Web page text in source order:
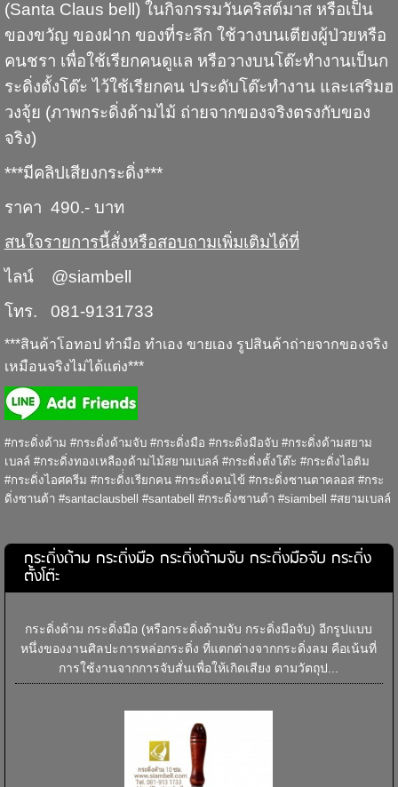
(Santa Claus bell) ในกิจกรรมวันคริสต์มาส หรือเป็น
ของขวัญ ของฝาก ของที่ระลึก ใช้วางบนเตียงผู้ป่วยหรือ
คนชรา เพื่อใช้เรียกคนดูแล หรือวางบนโต๊ะทำงานเป็นก
ระดิ่งตั้งโต๊ะ ไว้ใช้เรียกคน ประดับโต๊ะทำงาน และเสริมฮ
วงจุ้ย (ภาพกระดิ่งด้ามไม้ ถ่ายจากของจริงตรงกับของ
จริง)
***มีคลิปเสียงกระดิ่ง***
ราคา 490.- บาท
สนใจรายการนี้สั่งหรือสอบถามเพิ่มเติมได้ที่
ไลน์ @siambell
โทร. 081-9131733
***สินค้าโอทอป ทำมือ ทำเอง ขายเอง รูปสินค้าถ่ายจากของจริง
เหมือนจริงไม่ได้แต่ง***
#กระดิ่งด้าม #กระดิ่งด้ามจับ #กระดิ่งมือ #กระดิ่งมือจับ #กระดิ่งด้ามสยาม
เบลล์ #กระดิ่งทองเหลืองด้ามไม้สยามเบลล์ #กระดิ่งตั้งโต๊ะ #กระดิ่งไอติม
#กระดิ่งไอศครีม #กระดิ่่งเรียกคน #กระดิ่งคนไข้ #กระดิ่งซานตาคลอส #กระ
ดิ่งซานต้า #santaclausbell #santabell #กระดิ่งซานต้า #siambell #สยามเบลล์
กระดิ่งด้าม กระดิ่งมือ กระดิ่งด้ามจับ กระดิ่งมือจับ กระดิ่ง
ตั้งโต๊ะ
กระดิ่งด้าม กระดิ่งมือ (หรือกระดิ่งด้ามจับ กระดิ่งมือจับ) อีกรูปแบบ
หนึ่งของงานศิลปะการหล่อกระดิ่ง ที่แตกต่างจากกระดิ่งลม คือเน้นที่
การใช้งานจากการจับสั่นเพื่อให้เกิดเสียง ตามวัตถุป...